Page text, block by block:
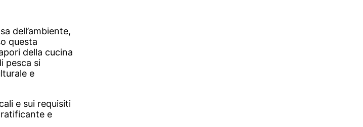
dell’ambiente,
questa
della cucina
pesca si
e
e sui requisiti
e